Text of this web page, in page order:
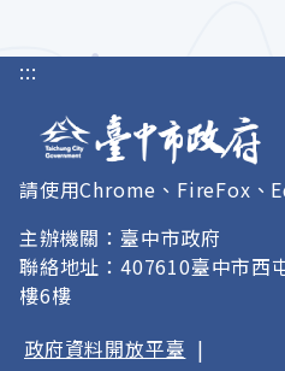
:::
請使用Chrome、FireFox、
主辦機關：臺中市政府
聯絡地址：407610臺中市西
樓6樓
政府資料開放平臺 |